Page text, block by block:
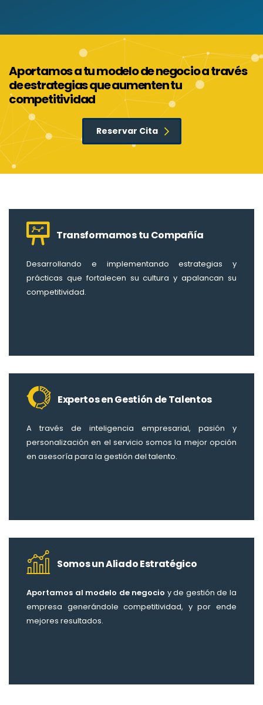
Aportamos a tu modelo de negocio a través
de estrategias que aumenten tu
competitividad
Reservar Cita
Transformamos tu Compañía
Desarrollando e implementando estrategias y
prácticas que fortalecen su cultura y apalancan su
competitividad.
Expertos en Gestión de Talentos
A través de inteligencia empresarial, pasión y
personalización en el servicio somos la mejor opción
en asesoría para la gestión del talento.
Somos un Aliado Estratégico
Aportamos al modelo de negocio y de gestión de la
empresa generándole competitividad, y por ende
mejores resultados.